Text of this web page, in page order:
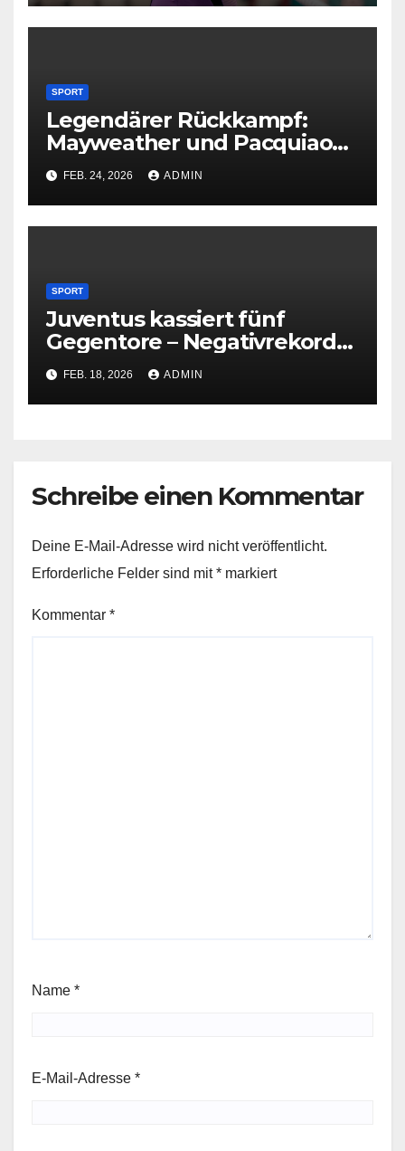
SPORT
Legendärer Rückkampf:
Mayweather und Pacquiao
vereinbaren Revanche
FEB. 24, 2026 ADMIN
SPORT
Juventus kassiert fünf
Gegentore – Negativrekord
in der Champions League
FEB. 18, 2026 ADMIN
Schreibe einen Kommentar
Deine E-Mail-Adresse wird nicht veröffentlicht.
Erforderliche Felder sind mit* markiert
Kommentar *
Name *
E-Mail-Adresse *